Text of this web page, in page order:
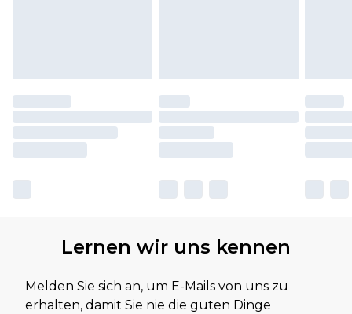
Lernen wir uns kennen
Melden Sie sich an, um E-Mails von uns zu
erhalten, damit Sie nie die guten Dinge